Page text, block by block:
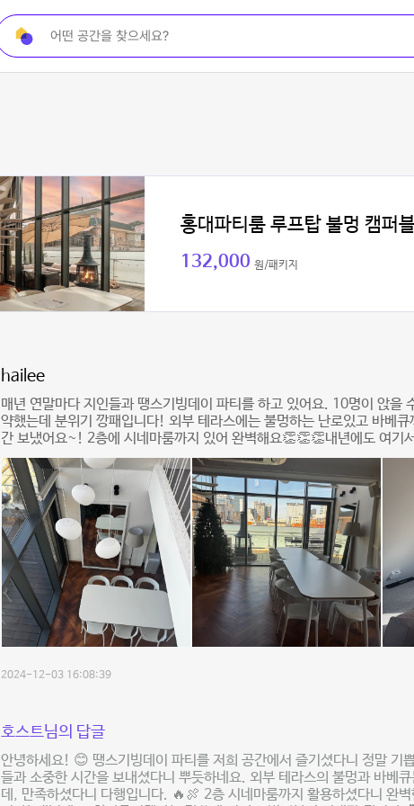
홍대파티룸 루프탑 불멍 캠퍼
132,000 원/패키지
hailee
매년 연말마다 지인들과 땡스기빙데이 파티를 하고 있어요. 10명이 앉을
약했는데 분위기 깡패입니다! 외부 테라스에는 불멍하는 난로있고 바베큐
간 보냈어요~! 2층에 시네마룸까지 있어 완벽해요👏👏👏내년에도 여기
2024-12-03 16:08:39
호스트님의 답글
안녕하세요! 😊 땡스기빙데이 파티를 저희 공간에서 즐기셨다니 정말 기
들과 소중한 시간을 보내셨다니 뿌듯하네요. 외부 테라스의 불멍과 바베
데, 만족하셨다니 다행입니다. 🔥🍖 2층 시네마룸까지 활용하셨다니 완